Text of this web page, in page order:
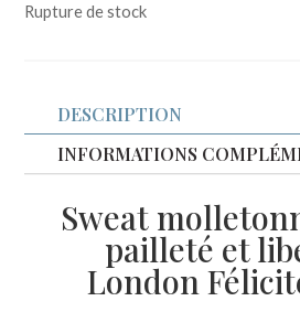
Rupture de stock
DESCRIPTION
INFORMATIONS
Sweat
pailleté et
London